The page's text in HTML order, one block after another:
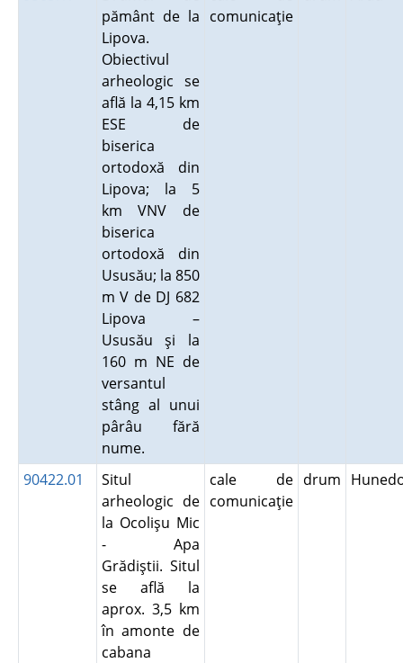
pământ de la
Lipova.
Obiectivul
arheologic se
află la 4,15 km
ESE de
biserica
ortodoxă din
Lipova; la 5
km VNV de
biserica
ortodoxă din
Ususău; la 850
m V de DJ 682
Lipova –
Ususău şi la
160 m NE de
versantul
stâng al unui
pârâu fără
nume.
comunicaţie
90422.01
Situl
arheologic de
la Ocolişu Mic
- Apa
Grădiştii. Situl
se află la
aprox. 3,5 km
în amonte de
cabana
cale de
comunicaţie
drum